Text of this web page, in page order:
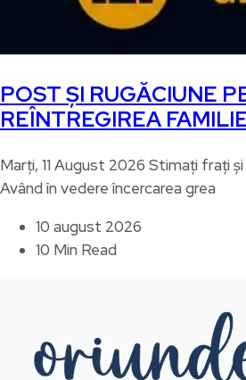
POST ȘI RUGĂCIUNE
REÎNTREGIREA
Marți, 11 August 2026 Stimați frați
Având în vedere încercarea grea
10 august 2026
10 Min Read